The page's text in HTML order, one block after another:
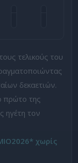
τελικούς του
δεκαετιών.
πρώτο της
ηγέτη τον
χωρίς